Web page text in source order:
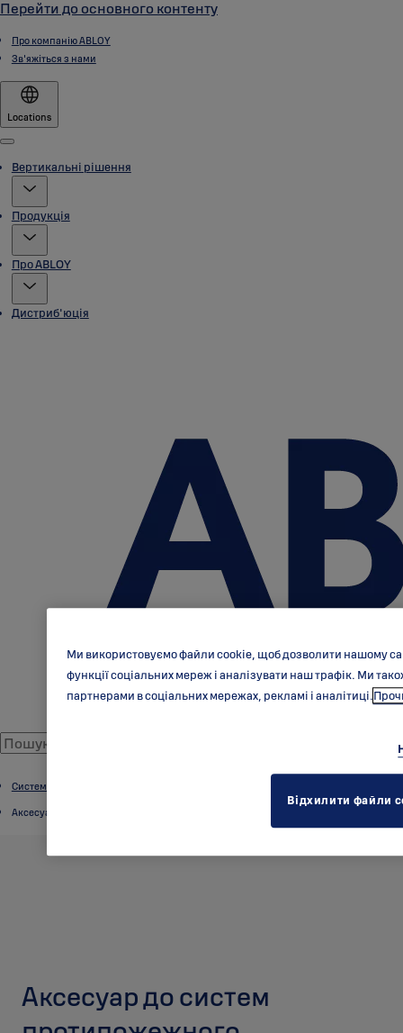
Перейти до основного контенту
Про компанію ABLOY
Зв'яжіться з нами
Locations
Menu
Вертикальні рішення
Продукція
Про ABLOY
Дистриб'юція
Системи протипожежного замикання
Аксесуари
Аксесуар до систем
Ми використовуємо файли cookie, щоб дозволити нашому
функції соціальних мереж і аналізувати наш трафік. Ми
партнерами в соціальних мережах, рекламі і аналітиці.
Відхилити файли